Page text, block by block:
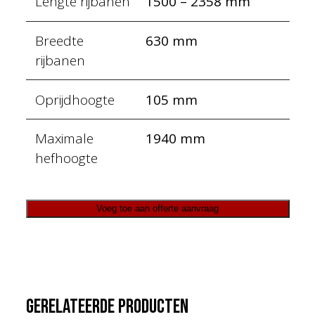
Breedte
rijbanen
630 mm
Oprijdhoogte 105 mm
Maximale
hefhoogte
1940 mm
Voeg toe aan offerte aanvraag
Gerelateerde producten